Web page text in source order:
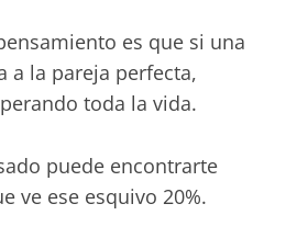
es que si una
a la pareja perfecta,
toda la vida.
puede encontrarte
ve ese esquivo 20%.